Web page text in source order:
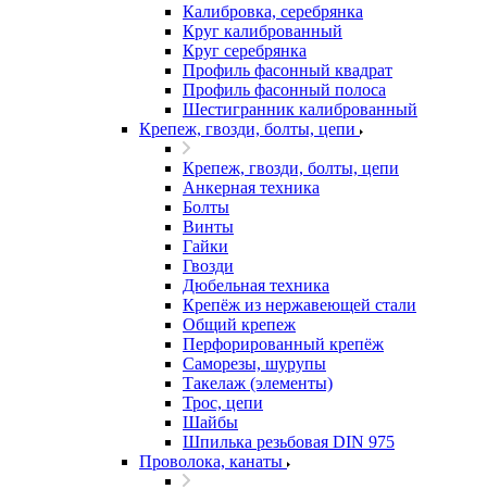
Калибровка, серебрянка
Круг калиброванный
Круг серебрянка
Профиль фасонный квадрат
Профиль фасонный полоса
Шестигранник калиброванный
Крепеж, гвозди, болты, цепи
Крепеж, гвозди, болты, цепи
Анкерная техника
Болты
Винты
Гайки
Гвозди
Дюбельная техника
Крепёж из нержавеющей стали
Общий крепеж
Перфорированный крепёж
Саморезы, шурупы
Такелаж (элементы)
Трос, цепи
Шайбы
Шпилька резьбовая DIN 975
Проволока, канаты